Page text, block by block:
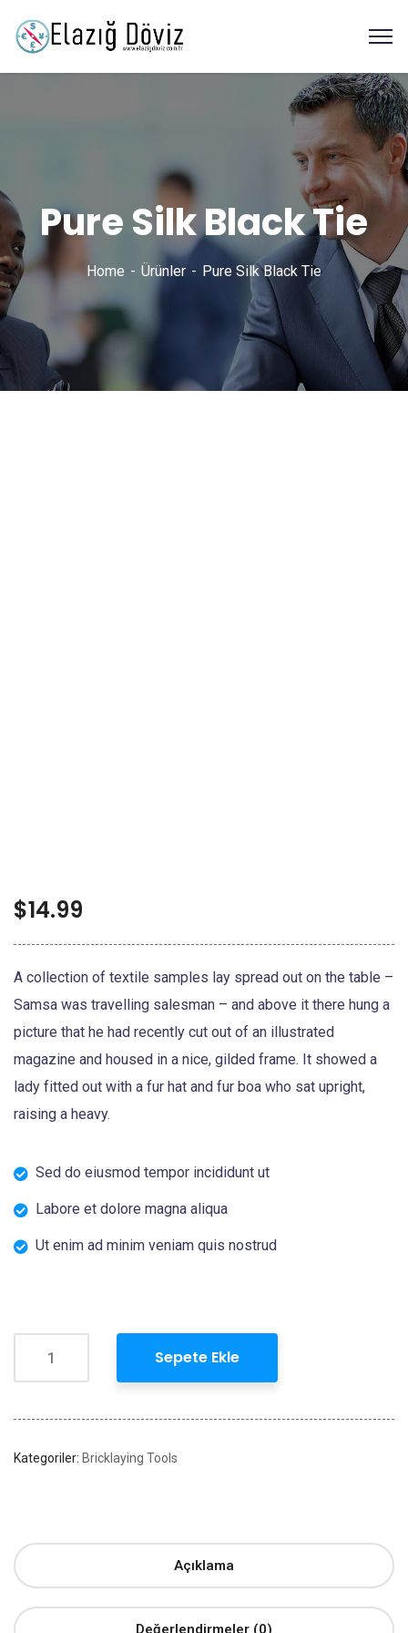
Pure Silk Black Tie
Home Ürünler Pure Silk Black Tie
$14.99
A collection of textile samples lay spread out on the table –
Samsa was travelling salesman – and above it there hung a
picture that he had recently cut out of an illustrated
magazine and housed in a nice, gilded frame. It showed a
lady fitted out with a fur hat and fur boa who sat upright,
raising a heavy.
Sed do eiusmod tempor incididunt ut
Labore et dolore magna aliqua
Ut enim ad minim veniam quis nostrud
Sepete Ekle
Kategoriler: Bricklaying Tools
Açıklama
Değerlendirmeler (0)